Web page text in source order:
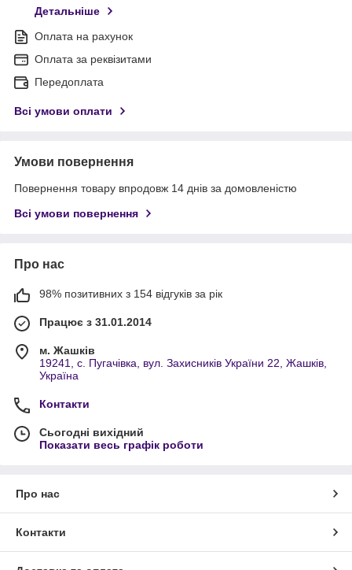
Детальніше
Оплата на рахунок
Оплата за реквізитами
Передоплата
Всі умови оплати
Умови повернення
Повернення товару впродовж 14 днів за домовленістю
Всі умови повернення
Про нас
98% позитивних з 154 відгуків за рік
Працює з 31.01.2014
м. Жашків
19241, с. Пугачівка, вул. Захисників України 22, Жашків,
Україна
Контакти
Сьогодні вихідний
Показати весь графік роботи
Про нас
Контакти